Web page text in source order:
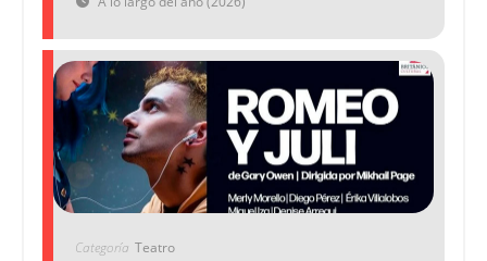
Categoría Teatro